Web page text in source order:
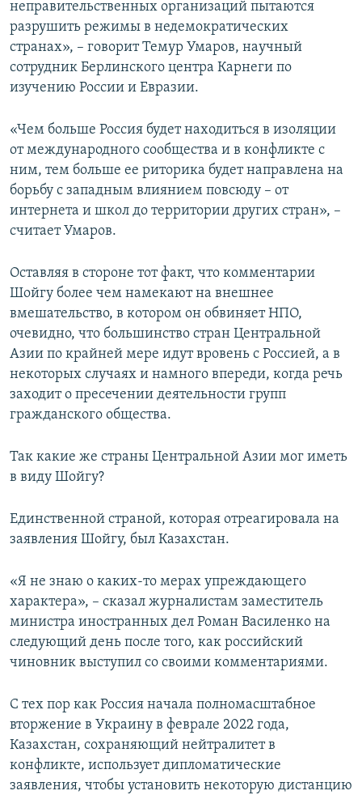
неправительственных организаций пытаются
разрушить режимы в недемократических
странах», – говорит Темур Умаров, научный
сотрудник Берлинского центра Карнеги по
изучению России и Евразии.
«Чем больше Россия будет находиться в изоляции
от международного сообщества и в конфликте с
ним, тем больше ее риторика будет направлена на
борьбу с западным влиянием повсюду – от
интернета и школ до территории других стран», –
считает Умаров.
Оставляя в стороне тот факт, что комментарии
Шойгу более чем намекают на внешнее
вмешательство, в котором он обвиняет НПО,
очевидно, что большинство стран Центральной
Азии по крайней мере идут вровень с Россией, а в
некоторых случаях и намного впереди, когда речь
заходит о пресечении деятельности групп
гражданского общества.
Так какие же страны Центральной Азии мог иметь
в виду Шойгу?
Единственной страной, которая отреагировала на
заявления Шойгу, был Казахстан.
«Я не знаю о каких-то мерах упреждающего
характера», – сказал журналистам заместитель
министра иностранных дел Роман Василенко на
следующий день после того, как российский
чиновник выступил со своими комментариями.
С тех пор как Россия начала полномасштабное
вторжение в Украину в феврале 2022 года,
Казахстан, сохраняющий нейтралитет в
конфликте, использует дипломатические
заявления, чтобы установить некоторую дистанцию